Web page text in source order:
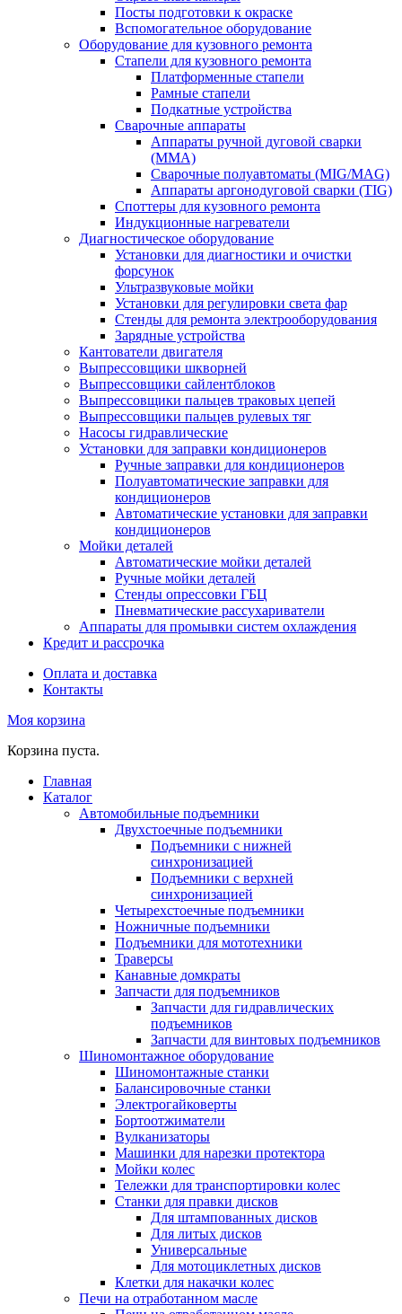
Посты подготовки к окраске
Вспомогательное оборудование
Оборудование для кузовного ремонта
Стапели для кузовного ремонта
Платформенные стапели
Рамные стапели
Подкатные устройства
Сварочные аппараты
Аппараты ручной дуговой сварки
(MMA)
Сварочные полуавтоматы (MIG/MAG)
Аппараты аргонодуговой сварки (TIG)
Споттеры для кузовного ремонта
Индукционные нагреватели
Диагностическое оборудование
Установки для диагностики и очистки
форсунок
Ультразвуковые мойки
Установки для регулировки света фар
Стенды для ремонта электрооборудования
Зарядные устройства
Кантователи двигателя
Выпрессовщики шкворней
Выпрессовщики сайлентблоков
Выпрессовщики пальцев траковых цепей
Выпрессовщики пальцев рулевых тяг
Насосы гидравлические
Установки для заправки кондиционеров
Ручные заправки для кондиционеров
Полуавтоматические заправки для
кондиционеров
Автоматические установки для заправки
кондиционеров
Мойки деталей
Автоматические мойки деталей
Ручные мойки деталей
Стенды опрессовки ГБЦ
Пневматические рассухариватели
Аппараты для промывки систем охлаждения
Кредит и рассрочка
Оплата и доставка
Контакты
Моя корзина
Корзина пуста.
Главная
Каталог
Автомобильные подъемники
Двухстоечные подъемники
Подъемники с нижней
синхронизацией
Подъемники с верхней
синхронизацией
Четырехстоечные подъемники
Ножничные подъемники
Подъемники для мототехники
Траверсы
Канавные домкраты
Запчасти для подъемников
Запчасти для гидравлических
подъемников
Запчасти для винтовых подъемников
Шиномонтажное оборудование
Шиномонтажные станки
Балансировочные станки
Электрогайковерты
Бортоотжиматели
Вулканизаторы
Машинки для нарезки протектора
Мойки колес
Тележки для транспортировки колес
Станки для правки дисков
Для штампованных дисков
Для литых дисков
Универсальные
Для мотоциклетных дисков
Клетки для накачки колес
Печи на отработанном масле